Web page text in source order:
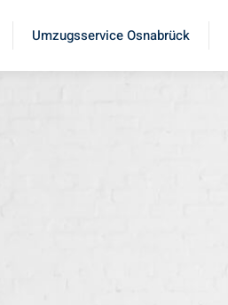
Umzugsservice Osnabrück